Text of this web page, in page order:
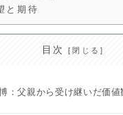
と期待
目次
：父親から受け継いだ価値